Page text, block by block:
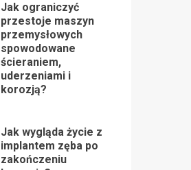
Jak ograniczyć
przestoje maszyn
przemysłowych
spowodowane
ścieraniem,
uderzeniami i
korozją?
Jak wygląda życie z
implantem zęba po
zakończeniu